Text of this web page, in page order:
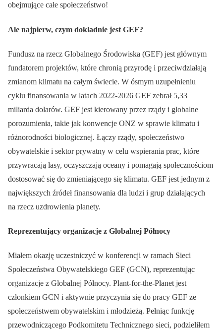
obejmujące całe społeczeństwo!
Ale najpierw, czym dokładnie jest GEF?
Fundusz na rzecz Globalnego Środowiska (GEF) jest głównym
fundatorem projektów, które chronią przyrodę i przeciwdziałają
zmianom klimatu na całym świecie. W ósmym uzupełnieniu
cyklu finansowania w latach 2022-2026 GEF zebrał 5,33
miliarda dolarów. GEF jest kierowany przez rządy i globalne
porozumienia, takie jak konwencje ONZ w sprawie klimatu i
różnorodności biologicznej. Łączy rządy, społeczeństwo
obywatelskie i sektor prywatny w celu wspierania prac, które
przywracają lasy, oczyszczają oceany i pomagają społecznościom
dostosować się do zmieniającego się klimatu. GEF jest jednym z
największych źródeł finansowania dla ludzi i grup działających
na rzecz uzdrowienia planety.
Reprezentujący organizacje z Globalnej Północy
Miałem okazję uczestniczyć w konferencji w ramach Sieci
Społeczeństwa Obywatelskiego GEF (GCN), reprezentując
organizacje z Globalnej Północy. Plant-for-the-Planet jest
członkiem GCN i aktywnie przyczynia się do pracy GEF ze
społeczeństwem obywatelskim i młodzieżą. Pełniąc funkcję
przewodniczącego Podkomitetu Technicznego sieci, podzieliłem